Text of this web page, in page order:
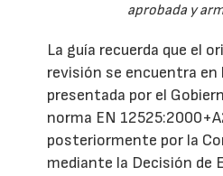
aprobada y
La guía recuerda que el
revisión se encuentra
presentada por el
norma EN
posteriormente por la
mediante la Decisión de